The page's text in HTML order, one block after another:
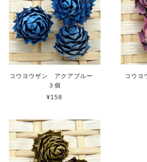
コウヨウザン アクアブルー
３個
¥158
コウ